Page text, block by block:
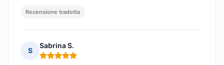
Recensione tradotta
S
Sabrina S.
Nota: 5 su 5